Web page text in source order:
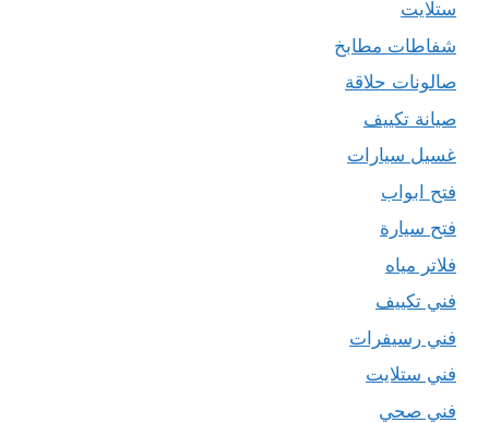
ستلايت
شفاطات مطابخ
صالونات حلاقة
صيانة تكييف
غسيل سيارات
فتح ابواب
فتح سيارة
فلاتر مياه
فني تكييف
فني رسيفرات
فني ستلايت
فني صحي